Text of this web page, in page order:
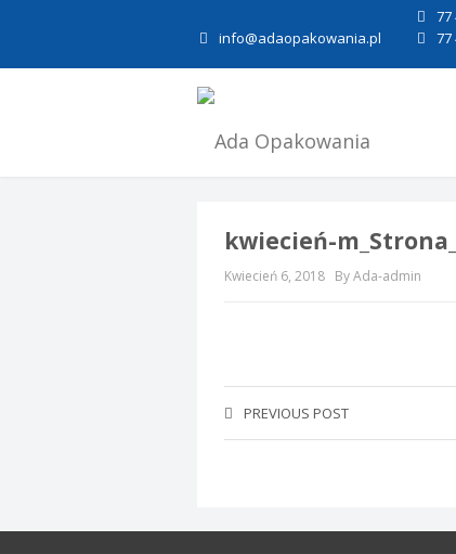
info@adaopakowania.pl
77
77
kwiecień-
Kwiecień 6, 2018 By Ada-admin
PREVIOUS POST